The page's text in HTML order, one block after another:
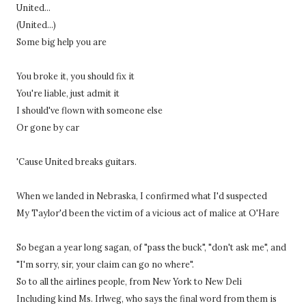
United...
(United...)
Some big help you are
You broke it, you should fix it
You're liable, just admit it
I should've flown with someone else
Or gone by car
'Cause United breaks guitars.
When we landed in Nebraska, I confirmed what I'd suspected
My Taylor'd been the victim of a vicious act of malice at O'Hare
So began a year long sagan, of "pass the buck", "don't ask me", and
"I'm sorry, sir, your claim can go no where".
So to all the airlines people, from New York to New Deli
Including kind Ms. Irlweg, who says the final word from them is